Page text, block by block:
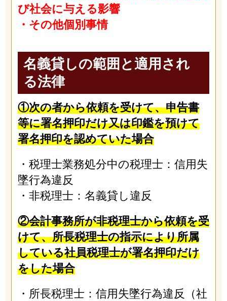
び社会に与える影響
・その他個別事情
名義貸しの範囲と適用され
る法律
①次の者から依頼を受けて、申告書
等に署名押印だけ又は印鑑を預けて
署名押印を認めていた場合
・税理士業務処分中の税理士：信用失
墜行為違反
・非税理士：名義貸し違反
②会計事務所が非税理士から依頼を受
けて、所長税理士の指示により所属
している社員税理士が署名押印だけ
をした場合
・所長税理士：信用失墜行為違反（社